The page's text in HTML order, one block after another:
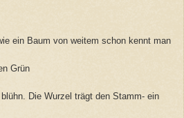
ein Baum von weitem schon kennt man
Grün
Die Wurzel trägt den Stamm- ein